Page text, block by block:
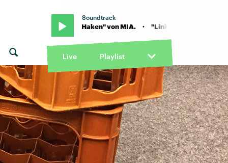
Soundtrack
Haken" von MIA. · "Linker Haken" von MIA.
Live Playlist